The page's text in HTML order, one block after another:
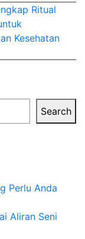
Ritual
Kesehatan
Search
Perlu Anda
Aliran Seni